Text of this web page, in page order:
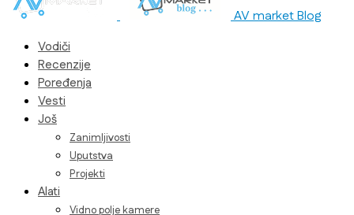
AV market Blog
Vodiči
Recenzije
Poređenja
Vesti
Još
Zanimljivosti
Uputstva
Projekti
Alati
Vidno polje kamere